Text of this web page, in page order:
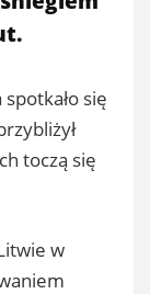
się
toczą się
w